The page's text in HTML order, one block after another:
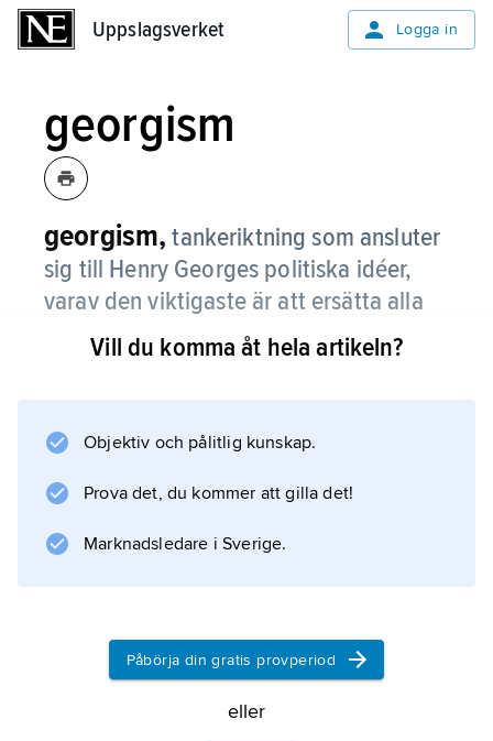
Uppslagsverket Logga in
georgism
georgism, tankeriktning som ansluter
sig till Henry Georges politiska idéer,
varav den viktigaste är att ersätta alla
skatter med en enhetsskatt på mark.
Vill du komma åt hela artikeln?
Objektiv och pålitlig kunskap.
Prova det, du kommer att gilla det!
Marknadsledare i Sverige.
Påbörja din gratis provperiod
eller